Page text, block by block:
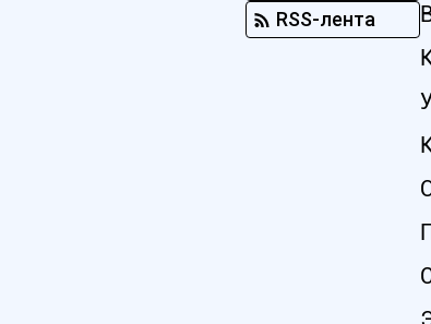
RSS-лента